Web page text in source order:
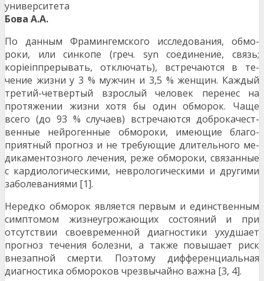
университета
Бова А.А.
По данным Фрамингемского исследования, обмо­
роки, или синкопе (греч. syn соединение, связь;
коріеіппрерывать, отключать), встречаются в те­
чение жизни у 3 % мужчин и 3,5 % женщин. Каждый
третий-четвертый взрослый человек перенес на
протяжении жизни хотя бы один обморок. Чаще
всего (до 93 % случаев) встречаются доброкачест­
венные нейрогенные обмороки, имеющие благо­
приятный прогноз и не требующие длительного ме­
дикаментозного лечения, реже обмороки, связан­ные
с кардиологическими, неврологическими и дру­гими
заболеваниями [1].
Нередко обморок является первым и единствен­ным
симптомом жизнеугрожающих состояний и при
отсутствии своевременной диагностики ухудшает
прогноз течения болезни, а также повышает риск
внезапной смерти. Поэтому дифференциальная
диагностика обмороков чрезвычайно важна [3, 4].